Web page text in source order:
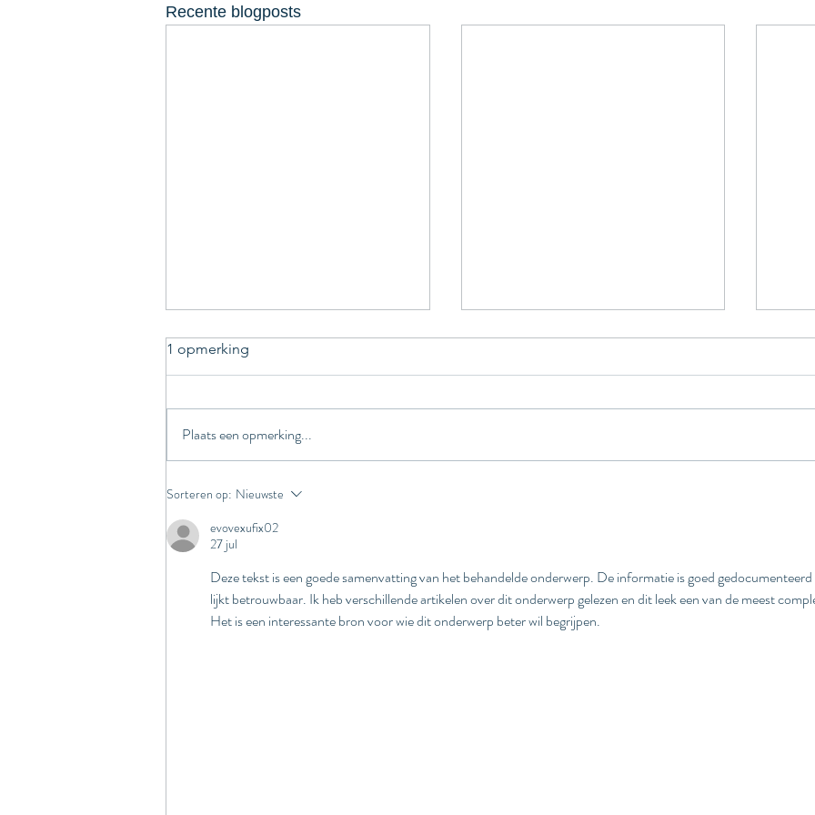
Recente blogposts
Wetswijzigingen voor
ondernemers per 1 januari
2023
1 opmerking
Plaats een opmerking...
Sorteren op: Nieuwste
evovexufix02
27 jul
Deze tekst is een goede samenvatting van het behandelde onderwerp. De informatie is goed gedocumenteerd
lijkt betrouwbaar. Ik heb verschillende artikelen over dit onderwerp gelezen en dit leek een van de meest
Het is een interessante bron voor wie dit onderwerp beter wil begrijpen.